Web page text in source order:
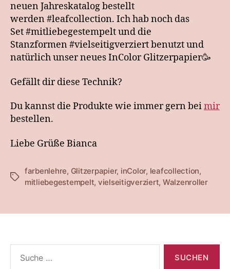
neuen Jahreskatalog bestellt
werden #leafcollection. Ich hab noch das
Set #mitliebegestempelt und die
Stanzformen #vielseitigverziert benutzt und
natürlich unser neues InColor Glitzerpapier🥳
Gefällt dir diese Technik?
Du kannst die Produkte wie immer gern beimir
bestellen.
Liebe Grüße Bianca
Schlagwörter
farbenlehre, Glitzerpapier, inColor, leafcollection,
mitliebegestempelt, vielseitigverziert, Walzenroller
nach: